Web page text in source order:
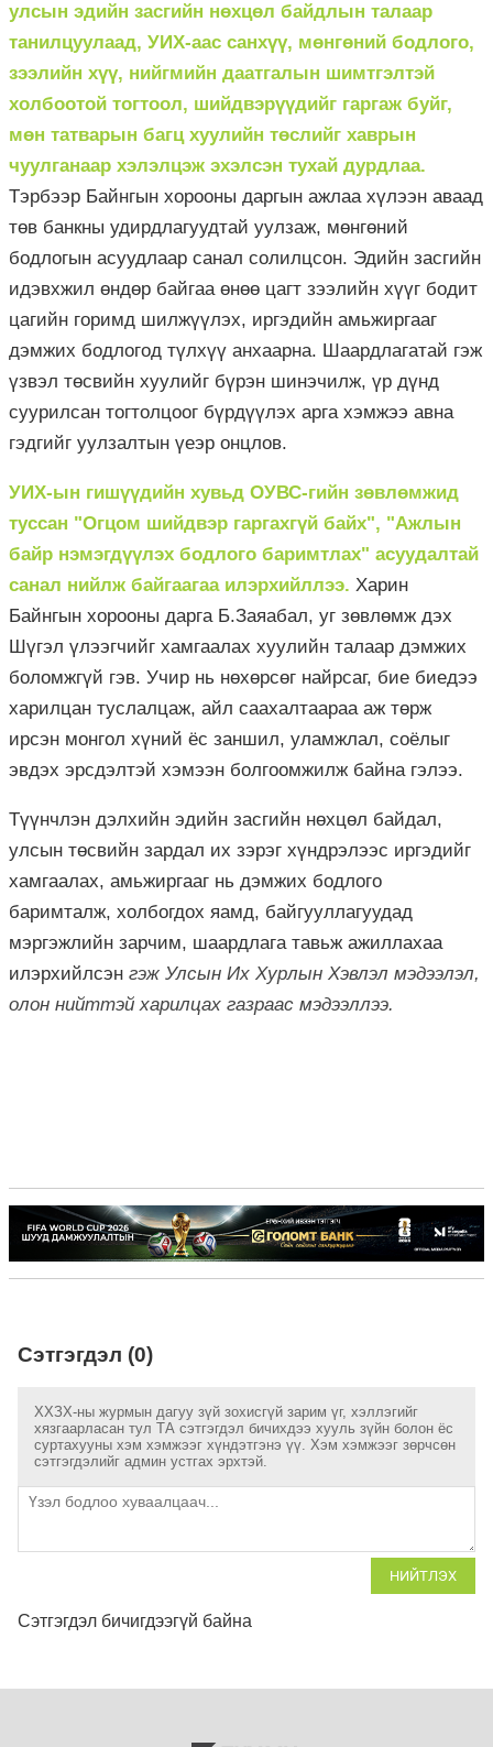
улсын эдийн засгийн нөхцөл байдлын талаар
танилцуулаад, УИХ-аас санхүү, мөнгөний бодлого,
зээлийн хүү, нийгмийн даатгалын шимтгэлтэй
холбоотой тогтоол, шийдвэрүүдийг гаргаж буйг,
мөн татварын багц хуулийн төслийг хаврын
чуулганаар хэлэлцэж эхэлсэн тухай дурдлаа.
Тэрбээр Байнгын хорооны даргын ажлаа хүлээн аваад
төв банкны удирдлагуудтай уулзаж, мөнгөний
бодлогын асуудлаар санал солилцсон. Эдийн засгийн
идэвхжил өндөр байгаа өнөө цагт зээлийн хүүг бодит
цагийн горимд шилжүүлэх, иргэдийн амьжиргааг
дэмжих бодлогод түлхүү анхаарна. Шаардлагатай гэж
үзвэл төсвийн хуулийг бүрэн шинэчилж, үр дүнд
суурилсан тогтолцоог бүрдүүлэх арга хэмжээ авна
гэдгийг уулзалтын үеэр онцлов.
УИХ-ын гишүүдийн хувьд ОУВС-гийн зөвлөмжид
туссан "Огцом шийдвэр гаргахгүй байх", "Ажлын
байр нэмэгдүүлэх бодлого баримтлах" асуудалтай
санал нийлж байгаагаа илэрхийллээ. Харин
Байнгын хорооны дарга Б.Заяабал, уг зөвлөмж дэх
Шүгэл үлээгчийг хамгаалах хуулийн талаар дэмжих
боломжгүй гэв. Учир нь нөхөрсөг найрсаг, бие биедээ
харилцан туслалцаж, айл саахалтаараа аж төрж
ирсэн монгол хүний ёс заншил, уламжлал, соёлыг
эвдэх эрсдэлтэй хэмээн болгоомжилж байна гэлээ.
Түүнчлэн дэлхийн эдийн засгийн нөхцөл байдал,
улсын төсвийн зардал их зэрэг хүндрэлээс иргэдийг
хамгаалах, амьжиргааг нь дэмжих бодлого
баримталж, холбогдох яамд, байгууллагуудад
мэргэжлийн зарчим, шаардлага тавьж ажиллахаа
илэрхийлсэн гэж Улсын Их Хурлын Хэвлэл мэдээлэл,
олон нийттэй харилцах газраас мэдээллээ.
Сэтгэгдэл (0)
ХХЗХ-ны журмын дагуу зүй зохисгүй зарим үг, хэллэгийг
хязгаарласан тул ТА сэтгэгдэл бичихдээ хууль зүйн болон ёс
суртахууны хэм хэмжээг хүндэтгэнэ үү. Хэм хэмжээг зөрчсөн
сэтгэгдэлийг админ устгах эрхтэй.
НИЙТЛЭХ
Сэтгэгдэл бичигдээгүй байна